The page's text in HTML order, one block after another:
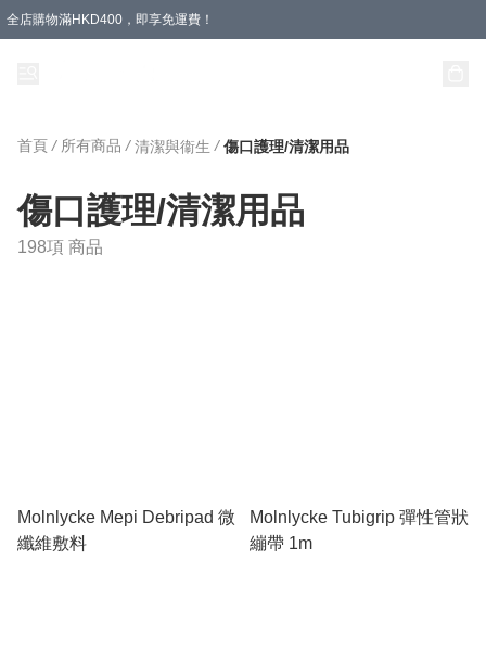
全店購物滿HKD400，即享免運費！
首頁 / 所有商品 / 清潔與衞生 / 傷口護理/清潔用品
傷口護理/清潔用品
198項 商品
Molnlycke Mepi Debripad 微
纖維敷料
Molnlycke Tubigrip 彈性管狀
繃帶 1m